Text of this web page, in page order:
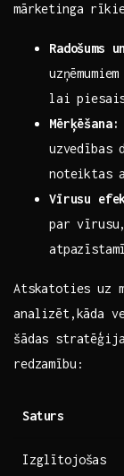
mārketinga
Radošums
lai
Mērķēšana:
⁤uzvedības
noteiktas
Vīrusu
par
Atskatoties ‌uz
analizēt,kāda
šādas
redzamību:
Saturs
Izglītojošas